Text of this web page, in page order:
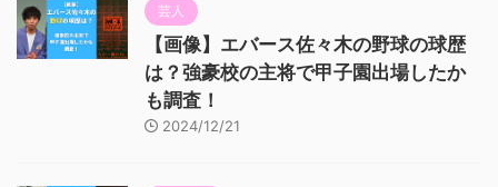
芸人
【画像】エバース佐々木の野球の球歴
は？強豪校の主将で甲子園出場したか
も調査！
2024/12/21